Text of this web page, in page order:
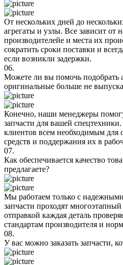
От нескольких дней до
агрегаты и узлы. Все зависит от
производителейе и места их
сократить сроки поставки и
если возникли задержки.
06.
Можете ли вы помочь подобрать
оригинальные больше не
Конечно, наши менеджеры
запчасти для вашей
клиентов всем необходимым для
средств и поддержания их в
07.
Как обеспечивается качество
предлагаете?
Мы работаем только с
запчасти проходят
отправкой каждая деталь
стандартам производителя и
08.
У вас можно заказать запчасти,